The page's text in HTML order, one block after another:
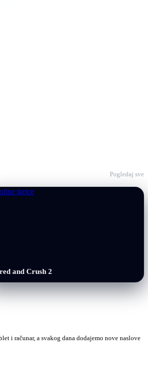
Pogledaj sve
and Crush 2
i računar, a svakog dana dodajemo nove naslove